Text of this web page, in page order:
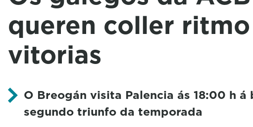
queren coller
vitorias
O Breogán visita Palencia ás 18:00 h á
segundo triunfo da temporada